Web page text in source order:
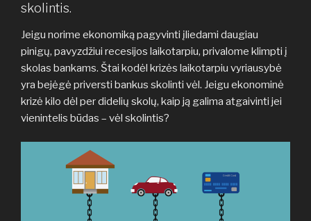
skolintis.
Jeigu norime ekonomiką pagyvinti įliedami daugiau
pinigų, pavyzdžiui recesijos laikotarpiu, privalome klimpti į
skolas bankams. Štai kodėl krizės laikotarpiu vyriausybė
yra bejėgė priversti bankus skolinti vėl. Jeigu ekonominė
krizė kilo dėl per didelių skolų, kaip ją galima atgaivinti jei
vienintelis būdas – vėl skolintis?